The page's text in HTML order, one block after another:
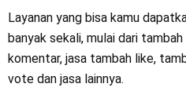
Layanan yang bisa kamu
banyak sekali, mulai dari
komentar, jasa tambah like,
vote dan jasa lainnya.